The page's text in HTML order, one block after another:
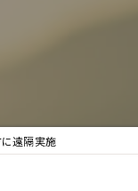
遠隔実施